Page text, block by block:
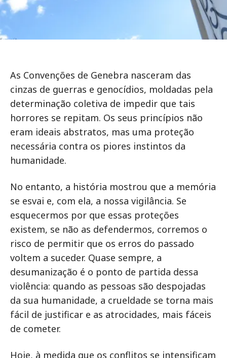
As Convenções de Genebra nasceram das
cinzas de guerras e genocídios, moldadas pela
determinação coletiva de impedir que tais
horrores se repitam. Os seus princípios não
eram ideais abstratos, mas uma proteção
necessária contra os piores instintos da
humanidade.
No entanto, a história mostrou que a memória
se esvai e, com ela, a nossa vigilância. Se
esquecermos por que essas proteções
existem, se não as defendermos, corremos o
risco de permitir que os erros do passado
voltem a suceder. Quase sempre, a
desumanização é o ponto de partida dessa
violência: quando as pessoas são despojadas
da sua humanidade, a crueldade se torna mais
fácil de justificar e as atrocidades, mais fáceis
de cometer.
Hoje, à medida que os conflitos se intensificam